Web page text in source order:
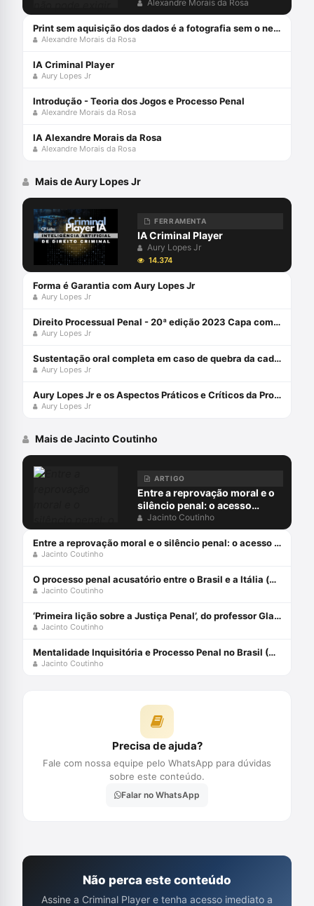
exigir do arguido o que só o
diabo provaria
Alexandre Morais da Rosa
Print sem aquisição dos dados é a fotografia sem o negativo
Alexandre Morais da Rosa
IA Criminal Player
Aury Lopes Jr
Introdução - Teoria dos Jogos e Processo Penal
Alexandre Morais da Rosa
IA Alexandre Morais da Rosa
Alexandre Morais da Rosa
Mais de Aury Lopes Jr
FERRAMENTA
IA Criminal Player
Aury Lopes Jr
14.374
Forma é Garantia com Aury Lopes Jr
Aury Lopes Jr
Direito Processual Penal - 20ª edição 2023 Capa comum 18 fevereiro 2023
Aury Lopes Jr
Sustentação oral completa em caso de quebra da cadeia de custódia da prova digital com Aury Lopes Jr
Aury Lopes Jr
Aury Lopes Jr e os Aspectos Práticos e Críticos da Prova Penal
Aury Lopes Jr
Mais de Jacinto Coutinho
ARTIGO
Entre a reprovação moral e o
silêncio penal: o acesso
digital à pornografia
infantojuvenil
Jacinto Coutinho
Entre a reprovação moral e o silêncio penal: o acesso digital à pornografia infantojuvenil
Jacinto Coutinho
O processo penal acusatório entre o Brasil e a Itália (parte 1)
Jacinto Coutinho
‘Primeira lição sobre a Justiça Penal’, do professor Glauco Giostra
Jacinto Coutinho
Mentalidade Inquisitória e Processo Penal no Brasil (Volume 1) Capa comum 23 maio 2016
Jacinto Coutinho
Precisa de ajuda?
Fale com nossa equipe pelo WhatsApp para dúvidas
sobre este conteúdo.
Falar no WhatsApp
Não perca este conteúdo
Assine a Criminal Player e tenha acesso imediato a